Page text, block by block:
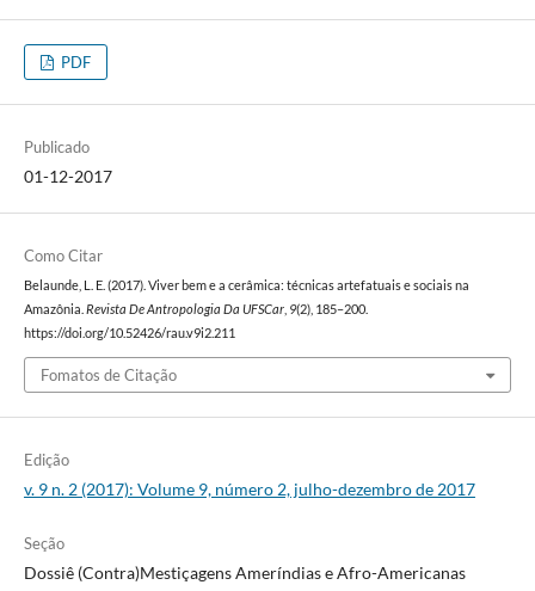
PDF
Publicado
01-12-2017
Como Citar
Belaunde, L. E. (2017). Viver bem e a cerâmica: técnicas artefatuais e sociais na
Amazônia. Revista De Antropologia Da UFSCar, 9(2), 185–200.
https://doi.org/10.52426/rau.v9i2.211
Fomatos de Citação
Edição
v. 9 n. 2 (2017): Volume 9, número 2, julho-dezembro de 2017
Seção
Dossiê (Contra)Mestiçagens Ameríndias e Afro-Americanas